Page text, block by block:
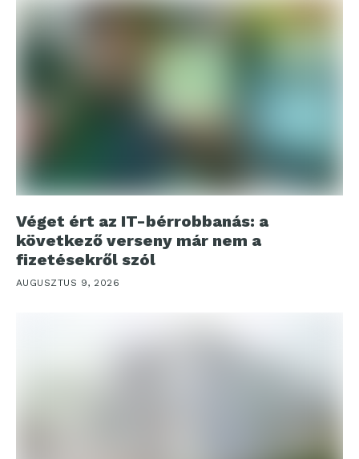
Véget ért az IT-bérrobbanás: a
következő verseny már nem a
fizetésekről szól
AUGUSZTUS 9, 2026